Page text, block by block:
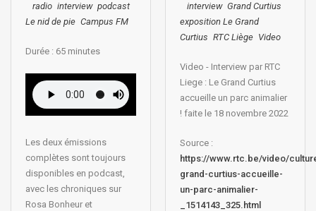
radio interview podcast
Le nid de pie Campus FM
Durée : 65 minutes
Les deux émissions
complètes sont toujours
disponibles en podcast,
avec les chroniques sur
Rosa Bonheur et
interview Grand Curtius
exposition Le Grand
Curtius RTC Liège Video
Video - Interview par RTC
Liege : Le Grand Curtius
accueille un parc animalier
! faite le 18 novembre 2022
Source :
https://www.rtc.be/video/
grand-curtius-accueille-
un-parc-animalier-
_1514143_325.html